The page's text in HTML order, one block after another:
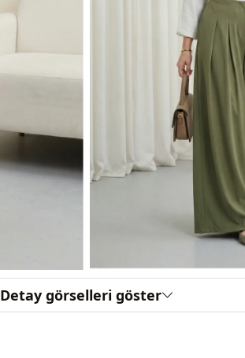
Detay görselleri göster